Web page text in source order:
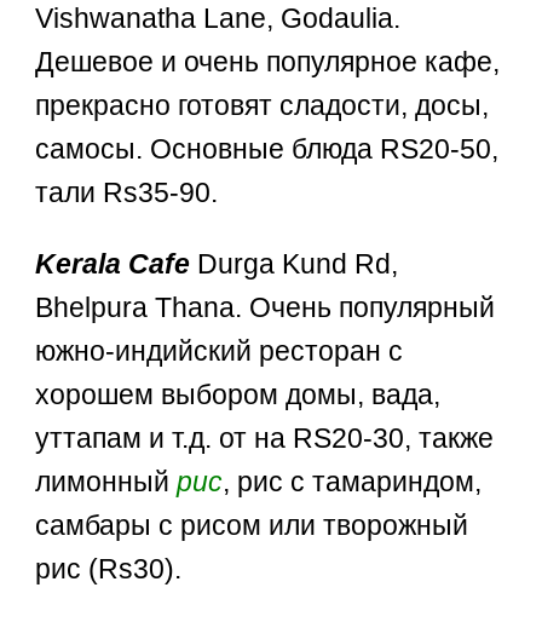
Vishwanatha Lane, Godaulia.
Дешевое и очень популярное кафе,
прекрасно готовят сладости, досы,
самосы. Основные блюда RS20-50,
тали Rs35-90.
Kerala Cafe Durga Kund Rd,
Bhelpura Thana. Очень популярный
южно-индийский ресторан с
хорошем выбором домы, вада,
уттапам и т.д. от на RS20-30, также
лимонныйрис, рис с тамариндом,
самбары с рисом или творожный
рис (Rs30).